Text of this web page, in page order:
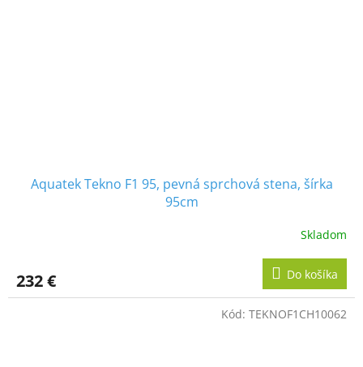
Aquatek Tekno F1 95, pevná sprchová stena, šírka
95cm
Skladom
232 € Do košíka
Kód: TEKNOF1CH10062